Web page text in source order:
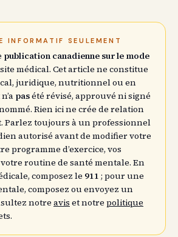
SEULEMENT
publication canadienne sur le mode
médical. Cet article ne constitue
juridique, nutritionnel ou en
pasété révisé, approuvé ni signé
Rien ici ne crée de relation
Parlez toujours à un professionnel
autorisé avant de modifier votre
programme d’exercice, vos
routine de santé mentale. En
composez le 911 ; pour une
composez ou envoyez un
notreavis et notre politique